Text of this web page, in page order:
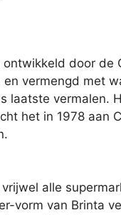
door de
vermengd met
laatste vermalen.
het in 1978 aan
alle
vorm van Brinta